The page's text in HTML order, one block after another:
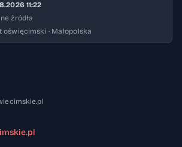
11:22
źródła
oświęcimski · Małopolska